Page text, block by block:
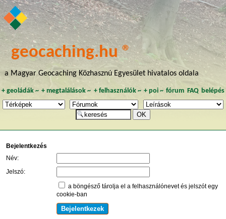
geocaching.hu ®
a Magyar Geocaching Közhasznú Egyesület hivatalos oldala
+ geoládák~ +megtalálások ~ + felhasználók~ + poi~ fórum FAQ belépés
Bejelentkezés
Név:
Jelszó:
a böngésző tárolja el a felhasználónevet és jelszót egy
cookie-ban